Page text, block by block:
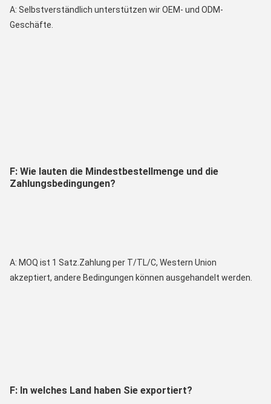
A: Selbstverständlich unterstützen wir OEM- und ODM-
Geschäfte.
F: Wie lauten die Mindestbestellmenge und die
Zahlungsbedingungen?
A: MOQ ist 1 Satz.Zahlung per T/TL/C, Western Union
akzeptiert, andere Bedingungen können ausgehandelt werden.
F: In welches Land haben Sie exportiert?